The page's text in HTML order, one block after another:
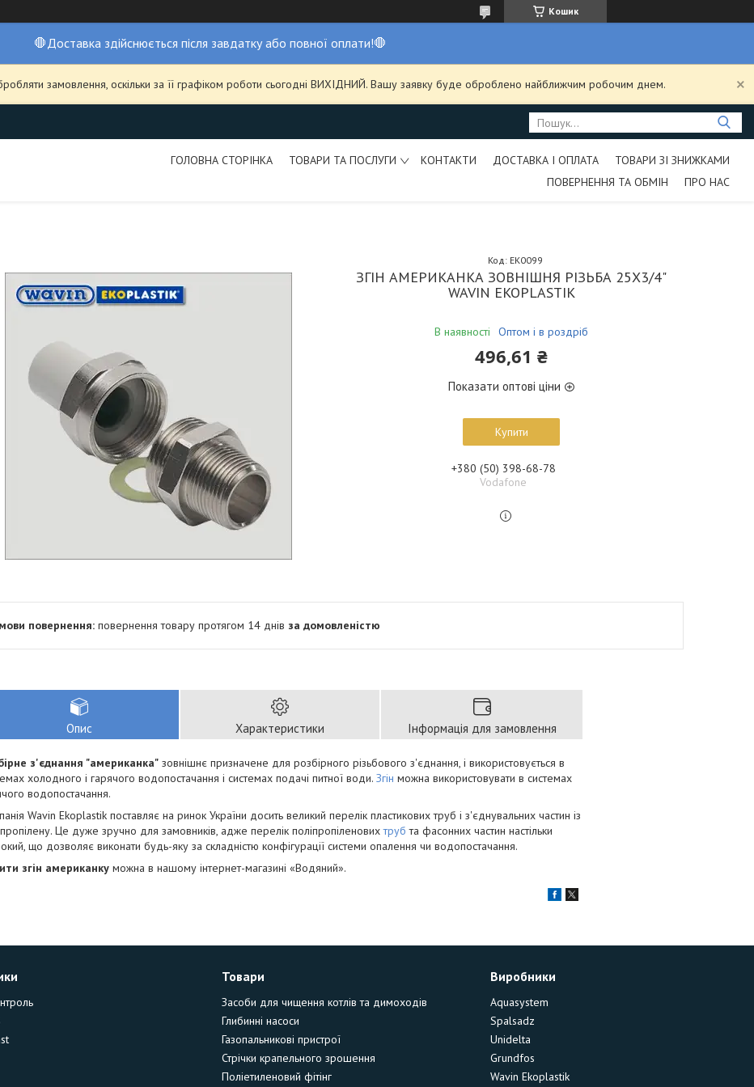
Кошик
🛑Доставка здійснюється після завдатку або повної оплати!🛑
замовлення, оскільки за її графіком роботи сьогодні ВИХІДНИЙ. Вашу заявку буде оброблено найближчим робочим днем.
ГОЛОВНА СТОРІНКА ТОВАРИ ТА ПОСЛУГИ КОНТАКТИ ДОСТАВКА І ОПЛАТА
ТОВАРИ ЗІ ЗНИЖКАМИ
ПОВЕРНЕННЯ ТА ОБМІН
ПРО НАС
ЗГІН АМЕРИКАНКА ЗОВНІШНЯ РІЗЬБА 25Х3/4"
WAVIN EKOPLASTIK
В наявності Оптом і в роздріб
Код: EK0099
496,61 ₴
Показати оптові ціни
Купити
+380 (50) 398-68-78
Vodafone
повернення товару протягом 14 днів за домовленістю
Опис Характеристики Інформація для замовлення
з'єднання "американка" зовнішнє призначене для розбірного різьбового з'єднання, і використовується в
холодного і гарячого водопостачання і системах подачі питної води. Згін можна використовувати в системах
водопостачання.
Wavin Ekoplastik поставляє на ринок України досить великий перелік пластикових труб і з'єднувальних частин із
Це дуже зручно для замовників, адже перелік поліпропіленовихтруб та фасонних частин настільки
що дозволяє виконати будь-яку за складністю конфігурації системи опалення чи водопостачання.
згін американку можна в нашому інтернет-магазині «Водяний».
Товари
Засоби для чищення котлів та димоходів
Глибинні насоси
Газопальникові пристрої
Стрічки крапельного зрошення
Поліетиленовий фітінг
Виробники
Aquasystem
Spalsadz
Unidelta
Grundfos
Wavin Ekoplastik